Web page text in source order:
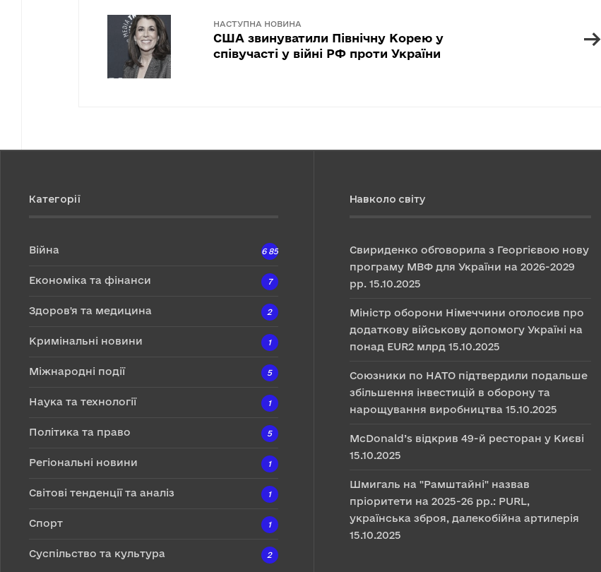
→
НАСТУПНА НОВИНА
США звинуватили Північну Корею у
співучасті у війні РФ проти України
Категорії
Війна 6 857
Економіка та фінанси 7
Здоров'я та медицина 2
Кримінальні новини 1
Міжнародні події 5
Наука та технології 1
Політика та право 5
Регіональні новини 1
Світові тенденції та аналіз 1
Спорт 1
Суспільство та культура 2
Навколо світу
Свириденко обговорила з Георгієвою нову
програму МВФ для України на 2026-2029
рр. 15.10.2025
Міністр оборони Німеччини оголосив про
додаткову військову допомогу Україні на
понад EUR2 млрд 15.10.2025
Союзники по НАТО підтвердили подальше
збільшення інвестицій в оборону та
нарощування виробництва 15.10.2025
McDonald’s відкрив 49-й ресторан у Києві
15.10.2025
Шмигаль на "Рамштайні" назвав
пріоритети на 2025-26 рр.: PURL,
українська зброя, далекобійна артилерія
15.10.2025